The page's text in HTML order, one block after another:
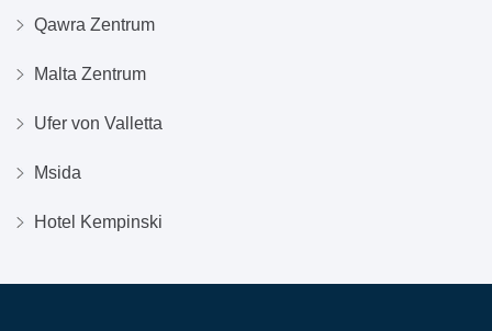
Qawra Zentrum
Malta Zentrum
Ufer von Valletta
Msida
Hotel Kempinski